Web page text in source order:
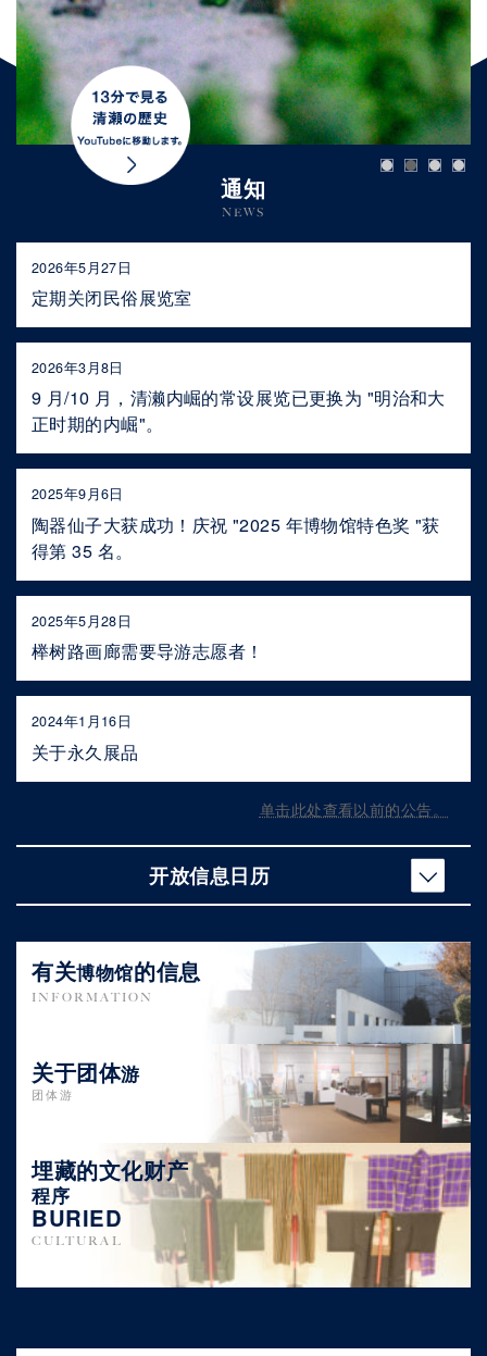
通知
NEWS
定期关闭民俗展览室
2026年5月27日
9 月/10 月，清濑内崛的常设展览已更换为 "明治和大
正时期的内崛"。
2026年3月8日
陶器仙子大获成功！庆祝 "2025 年博物馆特色奖 "获
得第 35 名。
2025年9月6日
榉树路画廊需要导游志愿者！
2025年5月28日
关于永久展品
2024年1月16日
单击此处查看以前的公告。
开放信息日历
有关博物馆的信息
INFORMATION
关于团体游
团体游
埋藏的文化财产
程序
BURIED
CULTURAL